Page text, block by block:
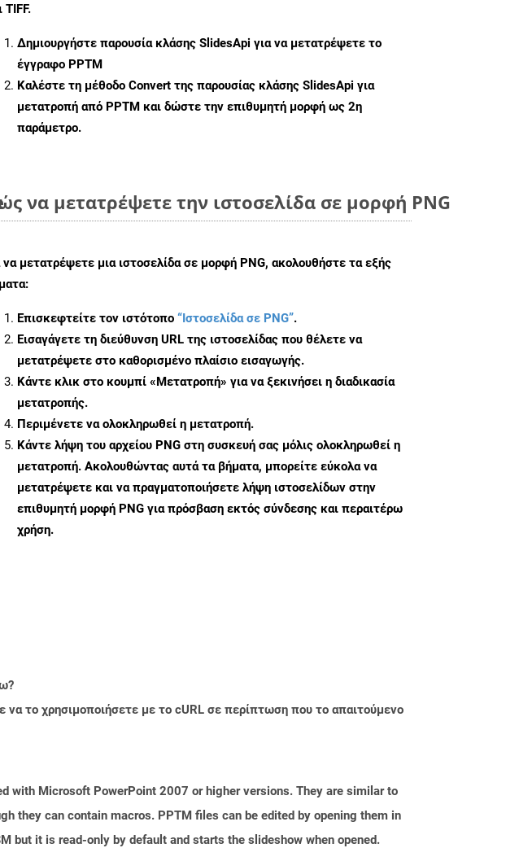
TIFF.
Δημιουργήστε παρουσία κλάσης SlidesApi για να μετατρέψετε το
έγγραφο PPTM
Καλέστε τη μέθοδο Convert της παρουσίας κλάσης SlidesApi για
μετατροπή από PPTM και δώστε την επιθυμητή μορφή ως 2η
παράμετρο.
να μετατρέψετε την ιστοσελίδα σε μορφή PNG
να μετατρέψετε μια ιστοσελίδα σε μορφή PNG, ακολουθήστε τα εξής
Επισκεφτείτε τον ιστότοπο “Ιστοσελίδα σε PNG”.
Εισαγάγετε τη διεύθυνση URL της ιστοσελίδας που θέλετε να
μετατρέψετε στο καθορισμένο πλαίσιο εισαγωγής.
Κάντε κλικ στο κουμπί «Μετατροπή» για να ξεκινήσει η διαδικασία
μετατροπής.
Περιμένετε να ολοκληρωθεί η μετατροπή.
Κάντε λήψη του αρχείου PNG στη συσκευή σας μόλις ολοκληρωθεί η
μετατροπή. Ακολουθώντας αυτά τα βήματα, μπορείτε εύκολα να
μετατρέψετε και να πραγματοποιήσετε λήψη ιστοσελίδων στην
επιθυμητή μορφή PNG για πρόσβαση εκτός σύνδεσης και περαιτέρω
χρήση.
να το χρησιμοποιήσετε με το cURL σε περίπτωση που το απαιτούμενο
with Microsoft PowerPoint 2007 or higher versions. They are similar to
they can contain macros. PPTM files can be edited by opening them in
but it is read-only by default and starts the slideshow when opened.